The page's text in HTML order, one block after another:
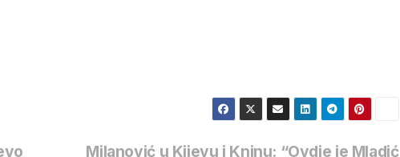
Milanović u Kijevu i Kninu: “Ovdje je Mladić